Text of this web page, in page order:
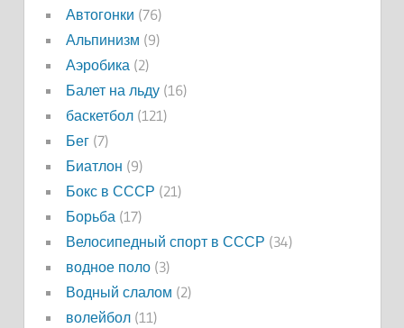
Автогонки (76)
Альпинизм (9)
Аэробика(2)
Балет на льду(16)
баскетбол(121)
Бег(7)
Биатлон (9)
Бокс в СССР (21)
Борьба(17)
Велосипедный спорт в СССР (34)
водное поло(3)
Водный слалом (2)
волейбол(11)